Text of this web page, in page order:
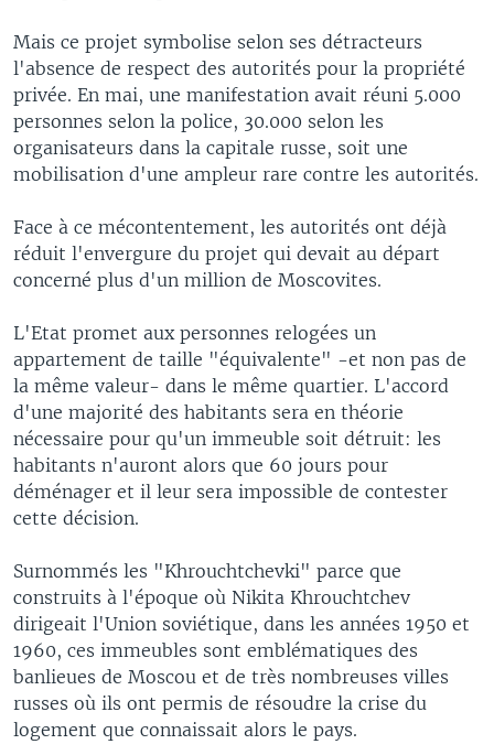
Mais ce projet symbolise selon ses détracteurs
l'absence de respect des autorités pour la propriété
privée. En mai, une manifestation avait réuni 5.000
personnes selon la police, 30.000 selon les
organisateurs dans la capitale russe, soit une
mobilisation d'une ampleur rare contre les autorités.
Face à ce mécontentement, les autorités ont déjà
réduit l'envergure du projet qui devait au départ
concerné plus d'un million de Moscovites.
L'Etat promet aux personnes relogées un
appartement de taille "équivalente" -et non pas de
la même valeur- dans le même quartier. L'accord
d'une majorité des habitants sera en théorie
nécessaire pour qu'un immeuble soit détruit: les
habitants n'auront alors que 60 jours pour
déménager et il leur sera impossible de contester
cette décision.
Surnommés les "Khrouchtchevki" parce que
construits à l'époque où Nikita Khrouchtchev
dirigeait l'Union soviétique, dans les années 1950 et
1960, ces immeubles sont emblématiques des
banlieues de Moscou et de très nombreuses villes
russes où ils ont permis de résoudre la crise du
logement que connaissait alors le pays.